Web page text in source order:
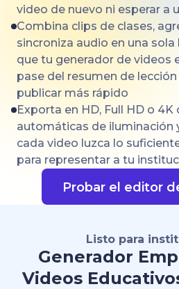
video de nuevo ni esperar a
Combina clips de clases,
sincroniza audio en una
que tu generador de videos
pase del resumen de
publicar más rápido
Exporta en HD, Full HD o 4K
automáticas de iluminación
cada video luzca lo
para representar a tu
Probar el editor
Listo para
Generador
Videos